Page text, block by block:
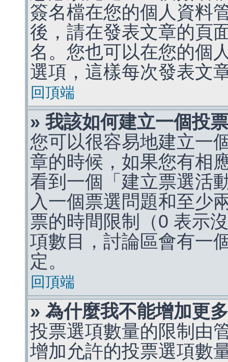
簽名檔在您的個人資料
後，請在發表文章的頁
名。您也可以在您的個
選項，這樣每次發表文
回頂端
» 我該如何建立一個投
您可以很容易地建立一
章的時候，如果您有相
看到一個「建立票選活
入一個票選問題和至少
票的時間限制（0 表示
項數目，討論區會有一
定。
回頂端
» 為什麼我不能增加更
投票選項數量的限制由
增加允許的投票選項數